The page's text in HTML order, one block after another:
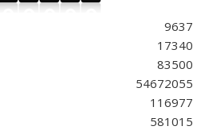
9637
17340
83500
54672055
116977
581015